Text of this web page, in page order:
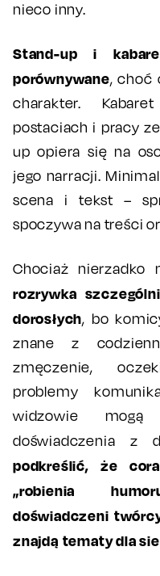
nieco inny.
Stand-up i
porównywane, choć
charakter.
postaciach i pracy
up opiera się na
jego narracji.
scena i tekst –
spoczywa na treści
Chociaż nierzadko
rozrywka
dorosłych, bo
znane z
zmęczenie,
problemy
widzowie
doświadczenia z
podkreślić, że
„robienia
doświadczeni
znajdą tematy dla